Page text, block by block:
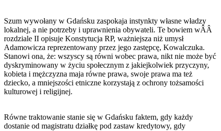
Szum wywołany w Gdańsku zaspokaja instynkty własne władzy
lokalnej, a nie potrzeby i uprawnienia obywateli. Te bowiem wÂÂ
rozdziale II opisuje Konstytucja RP, ważniejsza niż umysł
Adamowicza reprezentowany przez jego zastępcę, Kowalczuka.
Stanowi ona, że: wszyscy są równi wobec prawa, nikt nie może być
dyskryminowany w życiu społecznym z jakiejkolwiek przyczyny,
kobieta i mężczyzna maja równe prawa, swoje prawa ma też
dziecko, a mniejszości etniczne korzystają z ochrony tożsamości
kulturowej i religijnej.
Równe traktowanie stanie się w Gdańsku faktem, gdy każdy
dostanie od magistratu działkę pod zastaw kredytowy, gdy